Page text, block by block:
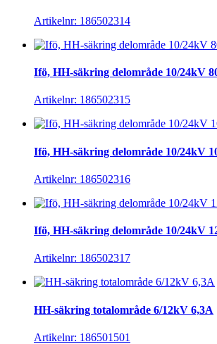
Artikelnr: 186502314
Ifö, HH-säkring delområde 10/24kV
Artikelnr: 186502315
Ifö, HH-säkring delområde 10/24kV
Artikelnr: 186502316
Ifö, HH-säkring delområde 10/24kV
Artikelnr: 186502317
HH-säkring totalområde 6/12kV 6,3A
Artikelnr: 186501501